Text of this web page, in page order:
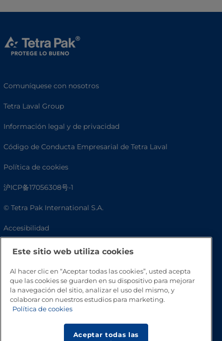
Comuníquese con nosotros
Tetra Laval Group
Información legal y de privacidad
Código de Conducta Empresarial de Tetra Laval
Política de cookies
沪ICP备17056308号-1
© Tetra Pak International S.A.
Accesibilidad
Preguntas frecuentes
Este sitio web utiliza cookies
Al hacer clic en “Aceptar todas las cookies”, usted acepta
que las cookies se guarden en su dispositivo para mejorar
la navegación del sitio, analizar el uso del mismo, y
colaborar con nuestros estudios para marketing.
Política de cookies
Aceptar todas las